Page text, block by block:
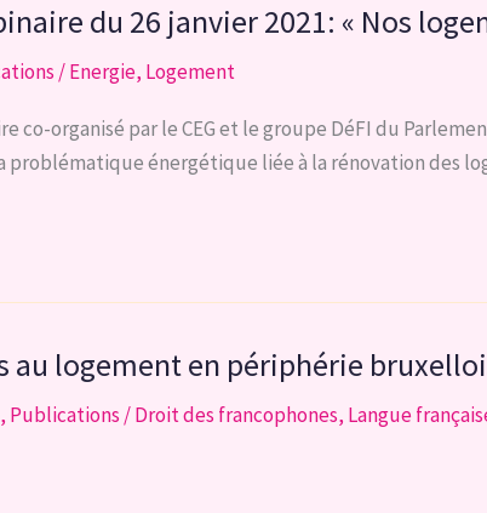
du 26 janvier 2021: « Nos
/Energie, Logement
co-organisé par le CEG et le groupe DéFI du
problématique énergétique liée à la rénovation des
au logement en périphérie
, Publications /Droit des francophones, Langue